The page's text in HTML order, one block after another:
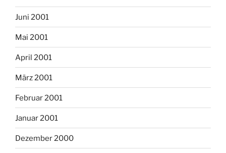
Juni 2001
Mai 2001
April 2001
März 2001
Februar 2001
Januar 2001
Dezember 2000